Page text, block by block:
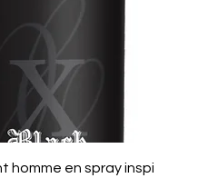
homme en spray inspi